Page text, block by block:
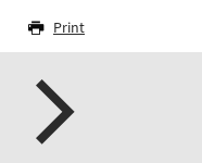
Print